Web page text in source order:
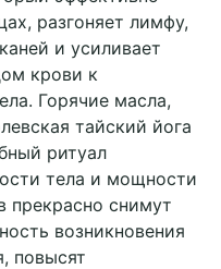
разгоняет лимфу,
и усиливает
крови к
Горячие масла,
тайский йога
ритуал
тела и мощности
прекрасно снимут
возникновения
повысят